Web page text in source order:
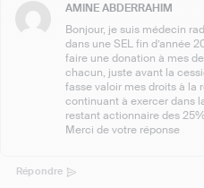
AMINE ABDERRAHIM
Bonjour, je suis médecin
dans une SEL fin d’année
faire une donation à mes
chacun, juste avant la
fasse valoir mes droits à la
continuant à exercer dans
restant actionnaire des
Merci de votre réponse
Répondre